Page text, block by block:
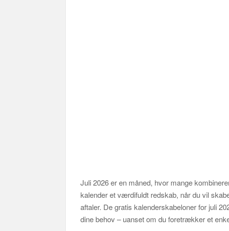
Juli 2026 er en måned, hvor mange
kalender et værdifuldt redskab, når du vil
aftaler. De gratis kalenderskabeloner for juli
dine behov – uanset om du foretrækker et